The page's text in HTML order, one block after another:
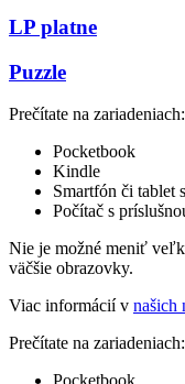
LP platne
Puzzle
Prečítate na zariadeniach:
Pocketbook
Kindle
Smartfón či tablet
Počítač s
Nie je možné meniť
väčšie obrazovky.
Viac informácií v našich
Prečítate na zariadeniach: